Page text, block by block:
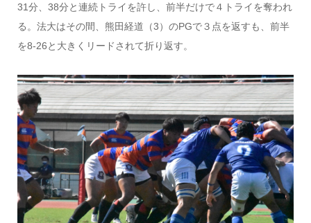
31分、38分と連続トライを許し、前半だけで４トライを奪われ
る。法大はその間、熊田経道（3）のPGで３点を返すも、前半
を8-26と大きくリードされて折り返す。